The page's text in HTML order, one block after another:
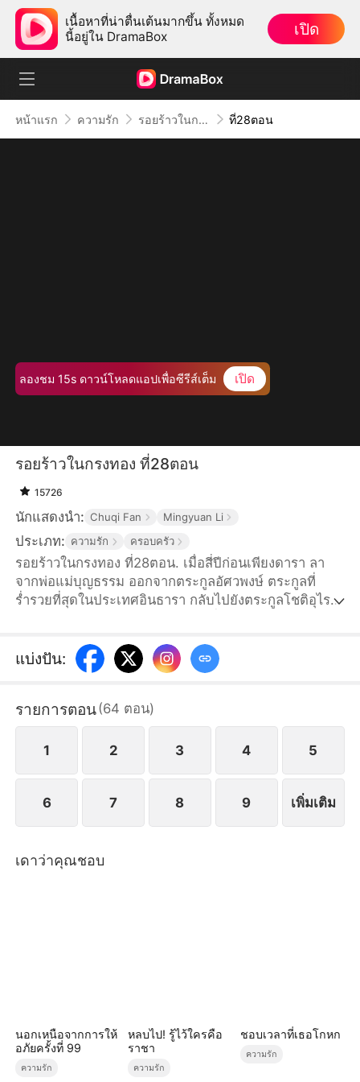
เนื้อหาที่น่าตื่นเต้นมากขึ้น ทั้งหมด
นี้อยู่ใน DramaBox
เปิด
หน้าแรก ความรัก รอยร้าวในกรงทอง ที่28ตอน
ลองชม 15s ดาวน์โหลดแอปเพื่อซีรีส์เต็ม เปิด
รอยร้าวในกรงทอง ที่28ตอน
15726
นักแสดงนำ: Chuqi Fan Mingyuan Li
ประเภท: ความรัก ครอบครัว
รอยร้าวในกรงทอง ที่28ตอน. เมื่อสี่ปีก่อนเพียงดารา ลา
จากพ่อแม่บุญธรรม ออกจากตระกูลอัศวพงษ์ ตระกูลที่
ร่ำรวยที่สุดในประเทศอินธารา กลับไปยังตระกูลโชติอุไร
กลับให้ความสำคัญแค่กับน้องสาวบุญธรรม พรพระจันทร์
ไม่สนใจและเมินเฉยเธอ แถมเธอยังถูกพรพระจันทร์ใส่ร้าย
สามปีในคุกเพื่อชดใช้บุญคุณที่ให้กำเนิดเธอ...
แบ่งปัน:
รายการตอน(64 ตอน)
1 2 3 4 5
6 7 8 9 เพิ่มเติม
เดาว่าคุณชอบ
นอกเหนือจากการให้
อภัยครั้งที่ 99
ความรัก
หลบไป! รู้ไว้ใครคือ
ราชา
ความรัก
ชอบเวลาที่เธอโกหก
ความรัก